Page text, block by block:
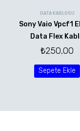
DATA KABLOSU
Sony Vaio Vpcf1
Data Flex
₺250,00
Sepete Ekle